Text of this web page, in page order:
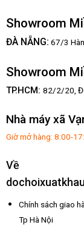
Showroom
ĐÀ NẴNG: 67/3
Showroom
TP.HCM: 82/2/20,
Nhà máy xã
Giờ mở hàng: 8:00-
Về
Chính sách giao
Tp Hà Nội